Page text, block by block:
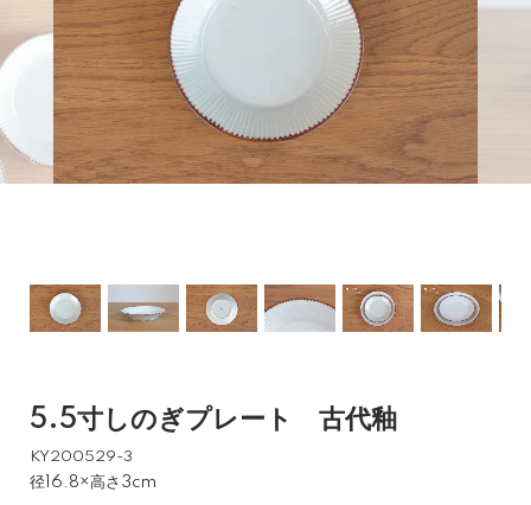
5.5寸しのぎプレート 古代釉
KY200529-3
径16.8×高さ3cm